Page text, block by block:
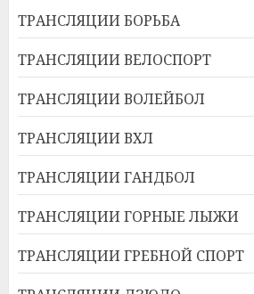
ТРАНСЛЯЦИИ БОРЬБА
ТРАНСЛЯЦИИ ВЕЛОСПОРТ
ТРАНСЛЯЦИИ ВОЛЕЙБОЛ
ТРАНСЛЯЦИИ ВХЛ
ТРАНСЛЯЦИИ ГАНДБОЛ
ТРАНСЛЯЦИИ ГОРНЫЕ ЛЫЖИ
ТРАНСЛЯЦИИ ГРЕБНОЙ СПОРТ